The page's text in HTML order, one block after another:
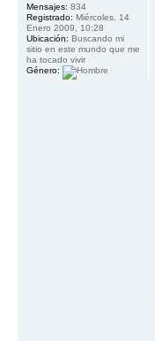
Mensajes: 834
Registrado: Miércoles, 14
Enero 2009, 10:28
Ubicación: Buscando mi
sitio en este mundo que me
ha tocado vivir
Género: